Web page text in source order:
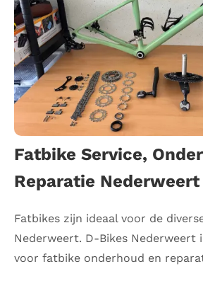
Fatbike Service,
Reparatie Nederweert
Fatbikes zijn ideaal voor de
Nederweert. D-Bikes Nederweert
voor fatbike onderhoud en